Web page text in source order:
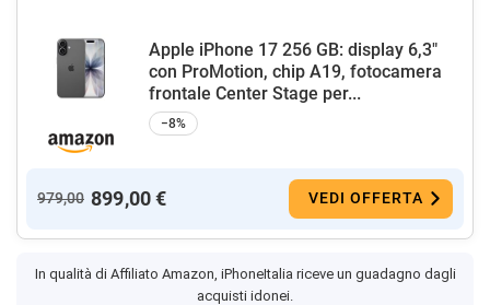
Apple iPhone 17 256 GB: display 6,3"
con ProMotion, chip A19, fotocamera
frontale Center Stage per...
−8%
979,00 899,00 € VEDI OFFERTA
In qualità di Affiliato Amazon, iPhoneItalia riceve un guadagno dagli
acquisti idonei.